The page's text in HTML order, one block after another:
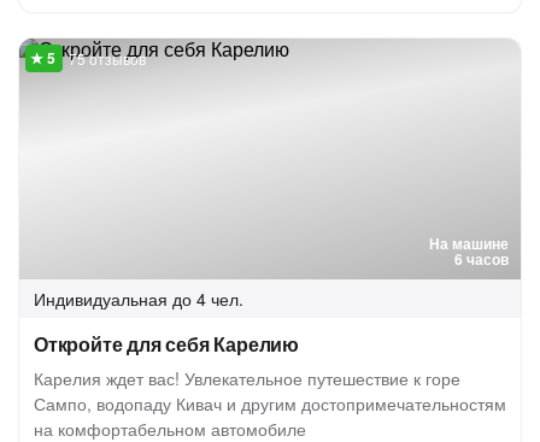
На машине
6 часов
75 отзывов
Индивидуальная до 4 чел.
Откройте для себя Карелию
Карелия ждет вас! Увлекательное путешествие к горе
Сампо, водопаду Кивач и другим достопримечательностям
на комфортабельном автомобиле